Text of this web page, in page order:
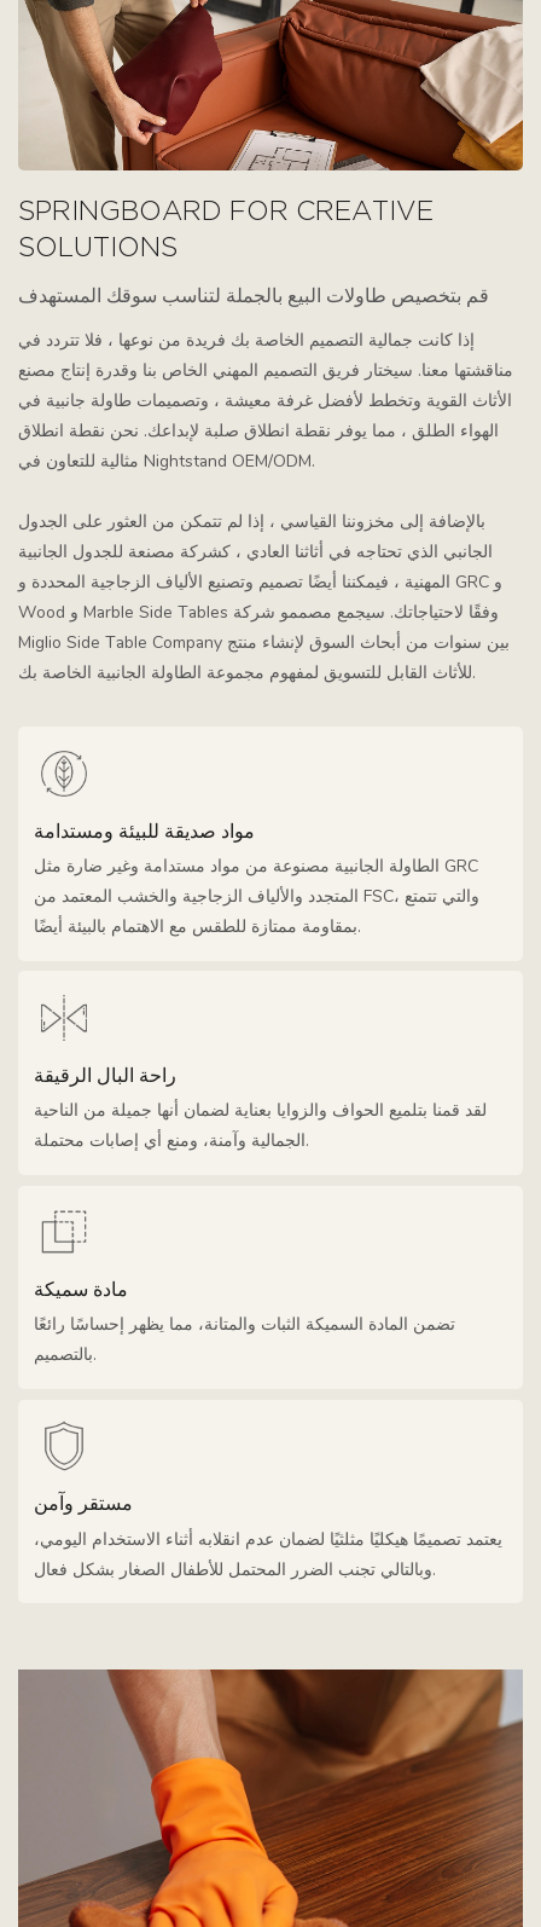
SPRINGBOARD FOR CREATIVE
SOLUTIONS
قم بتخصيص طاولات البيع بالجملة لتناسب سوقك المستهدف
إذا كانت جمالية التصميم الخاصة بك فريدة من نوعها ، فلا تتردد في
مناقشتها معنا. سيختار فريق التصميم المهني الخاص بنا وقدرة إنتاج مصنع
الأثاث القوية وتخطط لأفضل غرفة معيشة ، وتصميمات طاولة جانبية في
الهواء الطلق ، مما يوفر نقطة انطلاق صلبة لإبداعك. نحن نقطة انطلاق
مثالية للتعاون في Nightstand OEM/ODM.
بالإضافة إلى مخزوننا القياسي ، إذا لم تتمكن من العثور على الجدول
الجانبي الذي تحتاجه في أثاثنا العادي ، كشركة مصنعة للجدول الجانبية
المهنية ، فيمكننا أيضًا تصميم وتصنيع الألياف الزجاجية المحددة و GRC و
Wood و Marble Side Tables وفقًا لاحتياجاتك. سيجمع مصممو شركة
Miglio Side Table Company بين سنوات من أبحاث السوق لإنشاء منتج
للأثاث القابل للتسويق لمفهوم مجموعة الطاولة الجانبية الخاصة بك.
مواد صديقة للبيئة ومستدامة
الطاولة الجانبية مصنوعة من مواد مستدامة وغير ضارة مثل GRC
المتجدد والألياف الزجاجية والخشب المعتمد من FSC، والتي تتمتع
بمقاومة ممتازة للطقس مع الاهتمام بالبيئة أيضًا.
راحة البال الرقيقة
لقد قمنا بتلميع الحواف والزوايا بعناية لضمان أنها جميلة من الناحية
الجمالية وآمنة، ومنع أي إصابات محتملة.
مادة سميكة
تضمن المادة السميكة الثبات والمتانة، مما يظهر إحساسًا رائعًا
بالتصميم.
مستقر وآمن
يعتمد تصميمًا هيكليًا مثلثيًا لضمان عدم انقلابه أثناء الاستخدام اليومي،
وبالتالي تجنب الضرر المحتمل للأطفال الصغار بشكل فعال.